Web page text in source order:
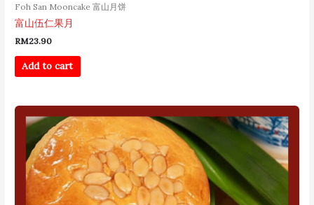
Foh San Mooncake 富山月饼
富山伍仁果月
RM23.90
Add to cart